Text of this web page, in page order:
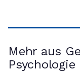
Mehr aus
Psychologie